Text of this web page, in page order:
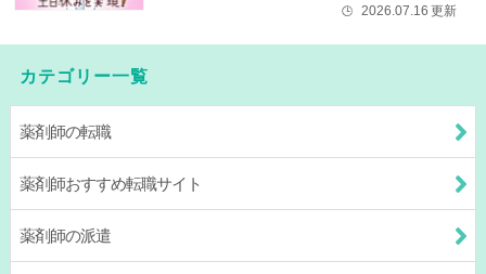
🕒 2026.07.16 更新
カテゴリー一覧
薬剤師の転職
薬剤師おすすめ転職サイト
薬剤師の派遣